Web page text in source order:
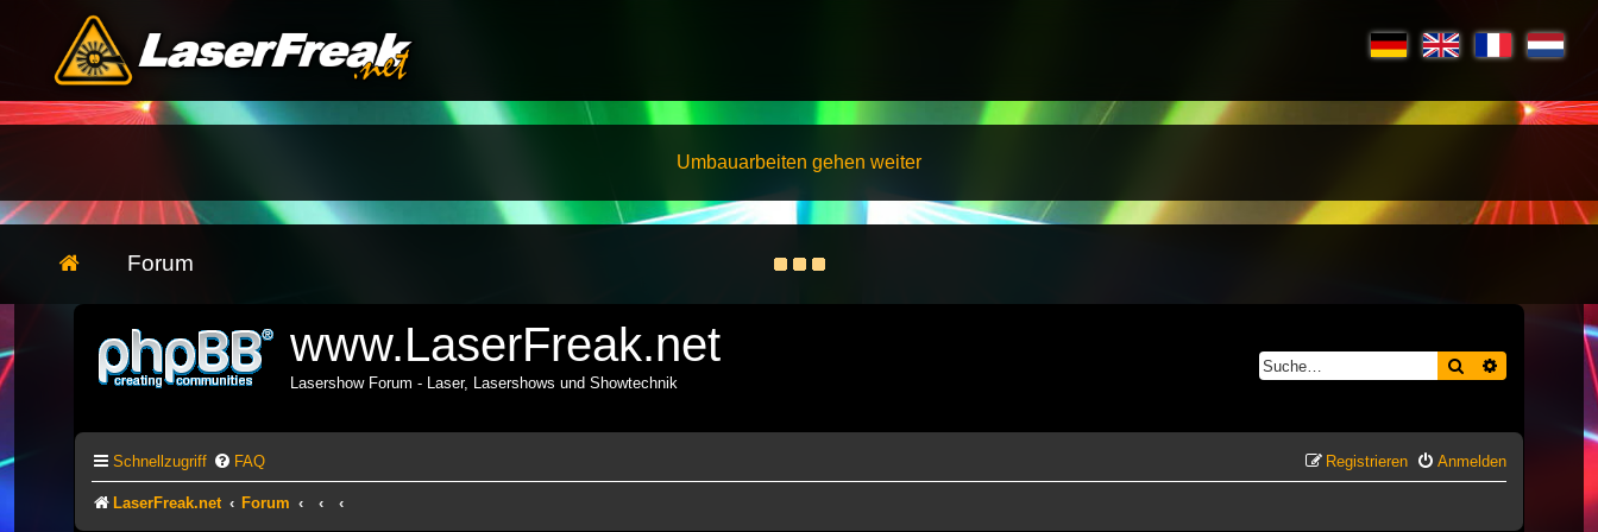
Umbauarbeiten gehen weiter
Forum
www.LaserFreak.net
Lasershow Forum - Laser, Lasershows und Showtechnik
Suche Erweiterte
Schnellzugriff FAQ Anmelden
Registrieren
LaserFreak.net Forum